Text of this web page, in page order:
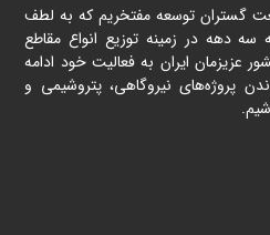
گستران توسعه مفتخریم که به لطف
سه دهه در زمینه توزیع انواع مقاطع
عزیزمان ایران به فعالیت خود ادامه
پروژه‌های نیروگاهی، پتروشیمی و